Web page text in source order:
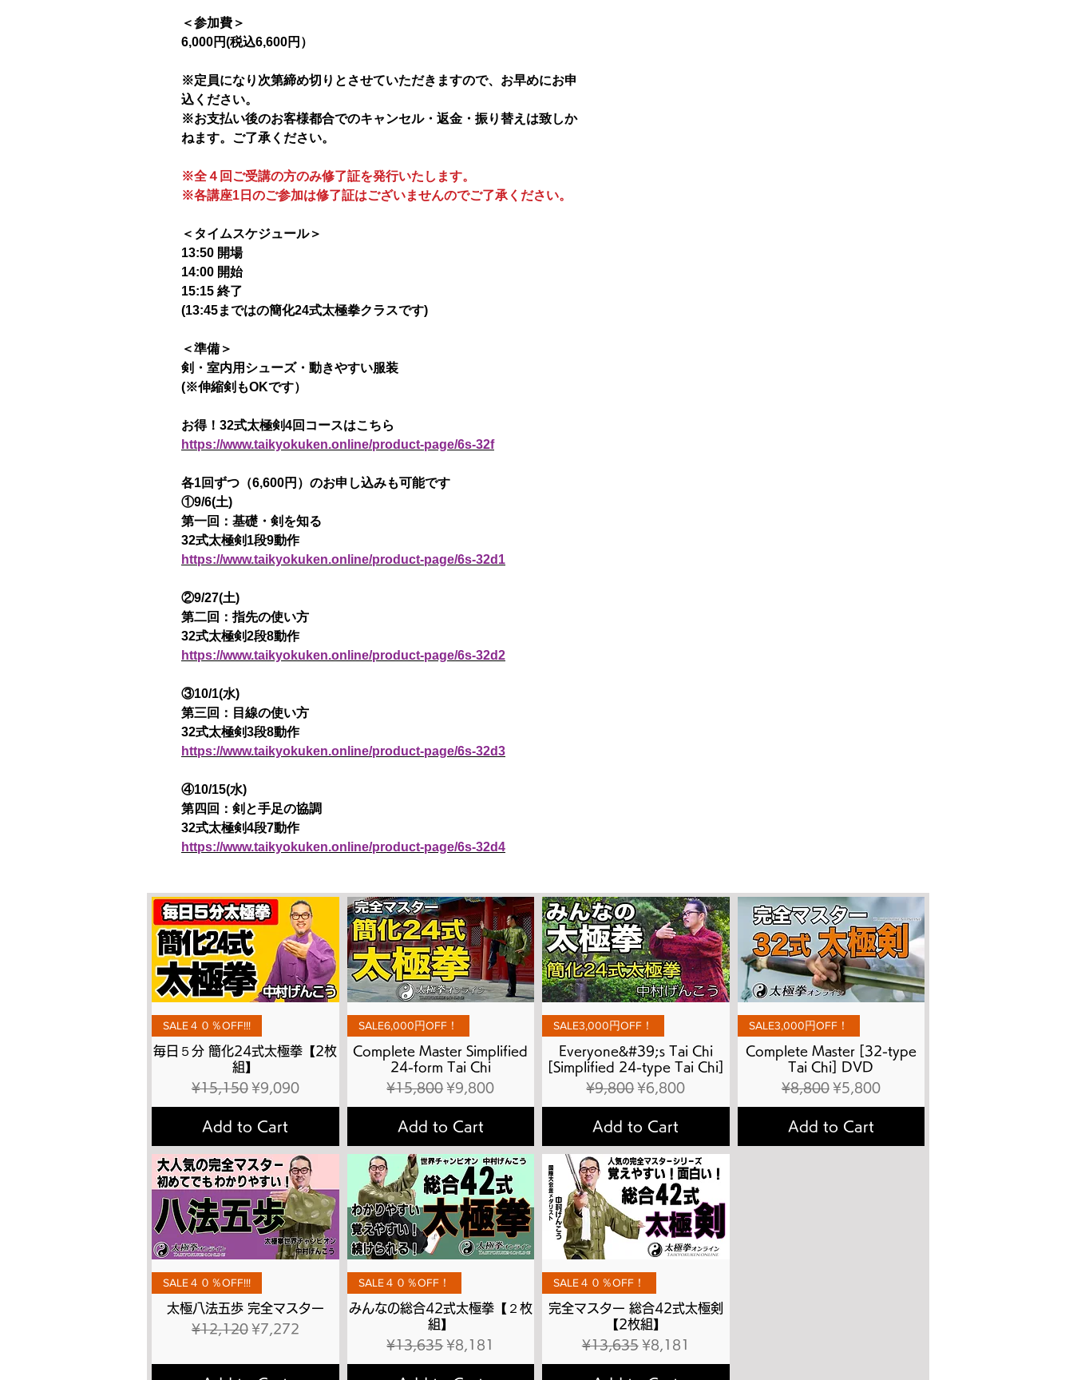
＜参加費＞
6,000円(税込6,600円）
※定員になり次第締め切りとさせていただきますので、お早めにお申
込ください。
※お支払い後のお客様都合でのキャンセル・返金・振り替えは致しか
ねます。ご了承ください。
※全４回ご受講の方のみ修了証を発行いたします。
※各講座1日のご参加は修了証はございませんのでご了承ください。
＜タイムスケジュール＞
13:50 開場
14:00 開始
15:15 終了
(13:45まではの簡化24式太極拳クラスです)
＜準備＞
剣・室内用シューズ・動きやすい服装
(※伸縮剣もOKです）
お得！32式太極剣4回コースはこちら
https://www.taikyokuken.online/product-page/6s-32f
各1回ずつ（6,600円）のお申し込みも可能です
①9/6(土)
第一回：基礎・剣を知る
32式太極剣1段9動作
https://www.taikyokuken.online/product-page/6s-32d1
②9/27(土)
第二回：指先の使い方
32式太極剣2段8動作
https://www.taikyokuken.online/product-page/6s-32d2
③10/1(水)
第三回：目線の使い方
32式太極剣3段8動作
https://www.taikyokuken.online/product-page/6s-32d3
④10/15(水)
第四回：剣と手足の協調
32式太極剣4段7動作
https://www.taikyokuken.online/product-page/6s-32d4
Quick View
SALE４０％OFF!!!
毎日５分 簡化24式太極拳【2枚
組】
Regular Price
¥15,150 Sale Price
¥9,090
Add to Cart
Quick View
SALE6,000円OFF！
Complete Master Simplified
24-form Tai Chi
Regular Price
¥15,800 Sale Price
¥9,800
Add to Cart
Quick View
SALE3,000円OFF！
Everyone&#39;s Tai Chi
[Simplified 24-type Tai Chi]
Regular Price
¥9,800 Sale Price
¥6,800
Add to Cart
Quick View
SALE3,000円OFF！
Complete Master [32-type
Tai Chi] DVD
Regular Price
¥8,800 Sale Price
¥5,800
Add to Cart
Quick View
SALE４０％OFF!!!
太極八法五歩 完全マスター
Regular Price
¥12,120 Sale Price
¥7,272
Quick View
SALE４０％OFF！
みんなの総合42式太極拳【２枚
組】
Regular Price
¥13,635 Sale Price
¥8,181
Quick View
SALE４０％OFF！
完全マスター 総合42式太極剣
【2枚組】
Regular Price
¥13,635 Sale Price
¥8,181